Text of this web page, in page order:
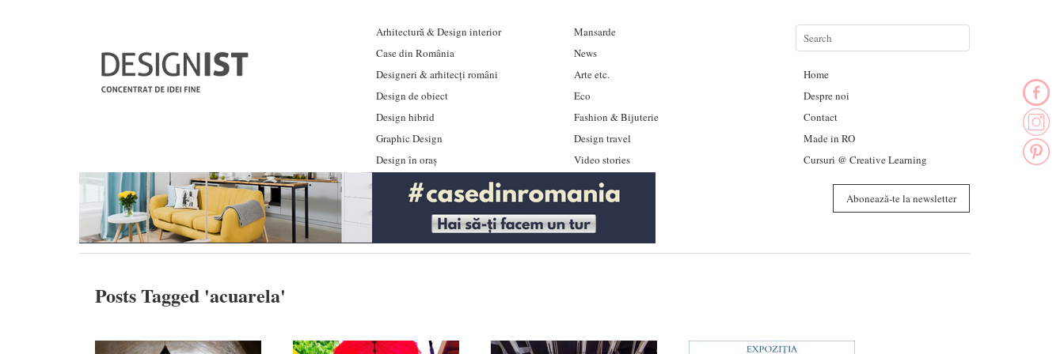
Arhitectură & Design interior
Case din România
Designeri & arhitecți români
Design de obiect
Design hibrid
Graphic Design
Design în oraș
Mansarde
News
Arte etc.
Eco
Fashion & Bijuterie
Design travel
Video stories
Home
Despre noi
Contact
Made in RO
Cursuri @ Creative Learning
Abonează-te la newsletter
Posts Tagged 'acuarela'